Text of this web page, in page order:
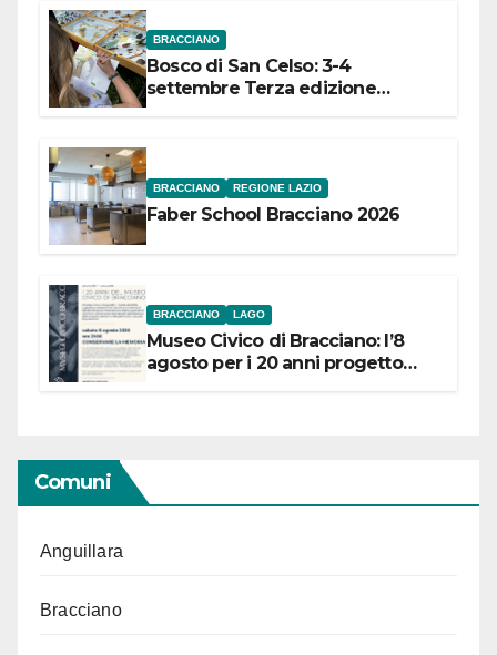
BRACCIANO
Bosco di San Celso: 3-4
settembre Terza edizione
BRACCIANO REGIONE LAZIO
Faber School Bracciano 2026
BRACCIANO LAGO
Museo Civico di Bracciano: l’8
agosto per i 20 anni progetto
Comuni
Anguillara
Bracciano